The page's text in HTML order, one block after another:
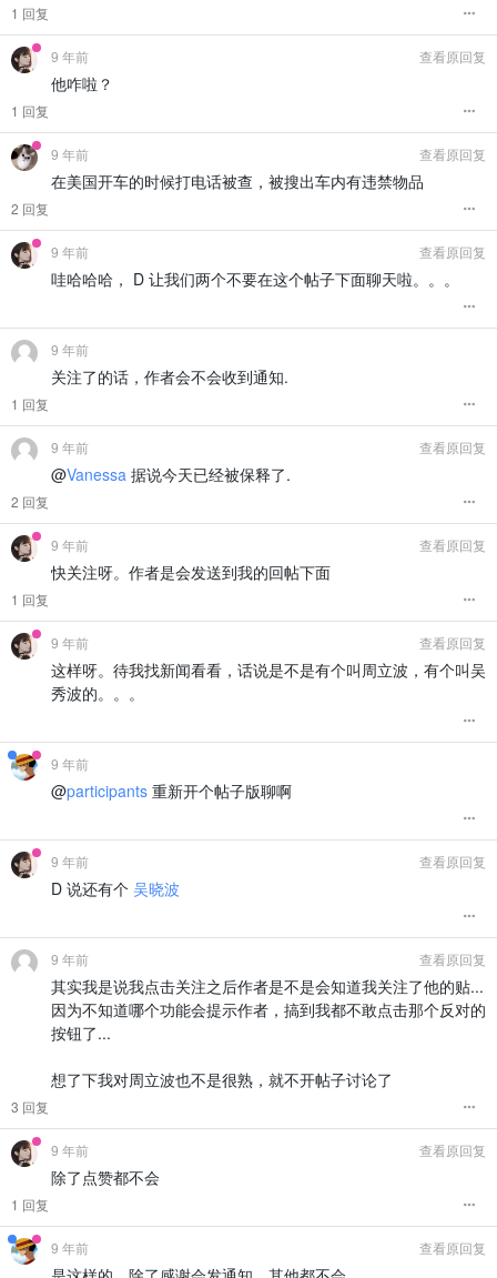
1 回复
9 年前 查看原回复
他咋啦？
1 回复
9 年前 查看原回复
在美国开车的时候打电话被查，被搜出车内有违禁物品
2 回复
9 年前 查看原回复
哇哈哈哈， D 让我们两个不要在这个帖子下面聊天啦。。。
9 年前
关注了的话，作者会不会收到通知.
1 回复
9 年前 查看原回复
@Vanessa 据说今天已经被保释了.
2 回复
9 年前 查看原回复
快关注呀。作者是会发送到我的回帖下面
1 回复
9 年前 查看原回复
这样呀。待我找新闻看看，话说是不是有个叫周立波，有个叫吴
秀波的。。。
9 年前
@participants 重新开个帖子版聊啊
9 年前 查看原回复
D 说还有个 吴晓波
9 年前 查看原回复
其实我是说我点击关注之后作者是不是会知道我关注了他的贴...
因为不知道哪个功能会提示作者，搞到我都不敢点击那个反对的
按钮了...
想了下我对周立波也不是很熟，就不开帖子讨论了
3 回复
9 年前 查看原回复
除了点赞都不会
1 回复
9 年前 查看原回复